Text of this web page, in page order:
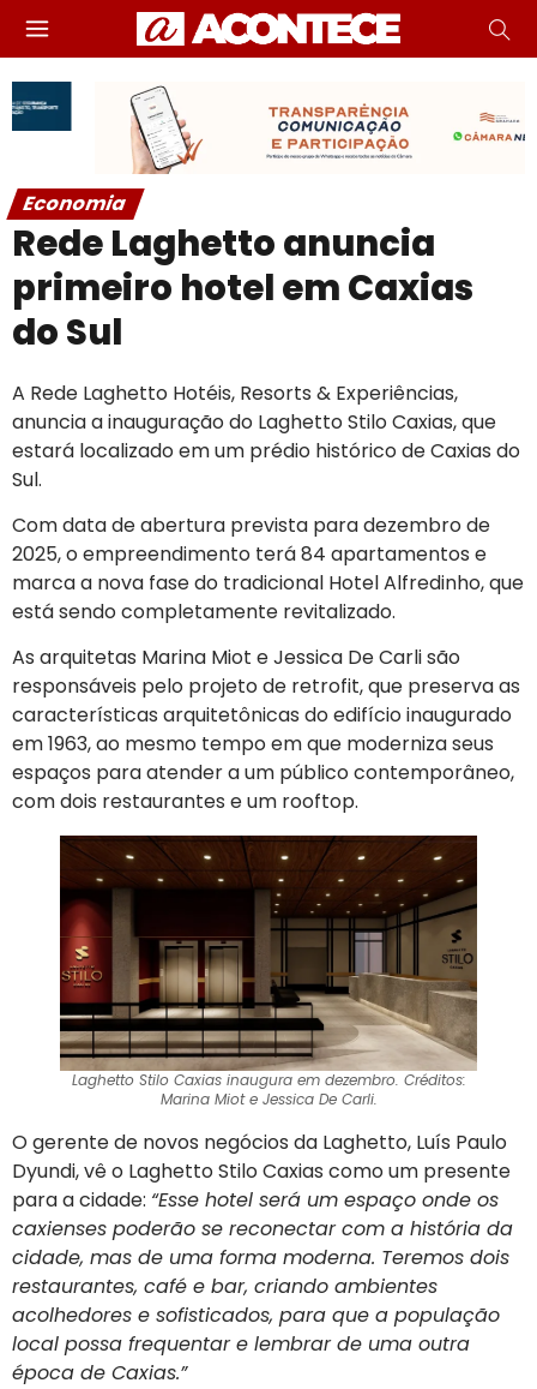
Economia
Rede Laghetto anuncia
primeiro hotel em Caxias
do Sul
A Rede Laghetto Hotéis, Resorts & Experiências,
anuncia a inauguração do Laghetto Stilo Caxias, que
estará localizado em um prédio histórico de Caxias do
Sul.
Com data de abertura prevista para dezembro de
2025, o empreendimento terá 84 apartamentos e
marca a nova fase do tradicional Hotel Alfredinho, que
está sendo completamente revitalizado.
As arquitetas Marina Miot e Jessica De Carli são
responsáveis pelo projeto de retrofit, que preserva as
características arquitetônicas do edifício inaugurado
em 1963, ao mesmo tempo em que moderniza seus
espaços para atender a um público contemporâneo,
com dois restaurantes e um rooftop.
Laghetto Stilo Caxias inaugura em dezembro. Créditos:
Marina Miot e Jessica De Carli.
O gerente de novos negócios da Laghetto, Luís Paulo
Dyundi, vê o Laghetto Stilo Caxias como um presente
para a cidade: “Esse hotel será um espaço onde os
caxienses poderão se reconectar com a história da
cidade, mas de uma forma moderna. Teremos dois
restaurantes, café e bar, criando ambientes
acolhedores e sofisticados, para que a população
local possa frequentar e lembrar de uma outra
época de Caxias.”